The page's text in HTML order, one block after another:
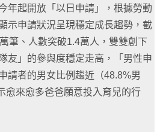
年起開放「以日申請」，根據勞動
示申請狀況呈現穩定成長趨勢，截
筆、人數突破1.4萬人，雙雙創下
友」的參與度穩定走高，「男性申
請者的男女比例趨近（48.8%男
愈來愈多爸爸願意投入育兒的行